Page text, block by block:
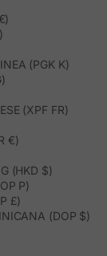
(PGK K)
(XPF FR)
€)
(HKD $)
P)
£)
(DOP $)